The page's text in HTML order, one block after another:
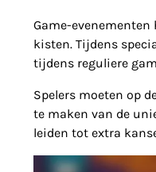
Game-
kisten. Tijdens
tijdens reguliere
Spelers moeten op
te maken van de
leiden tot extra